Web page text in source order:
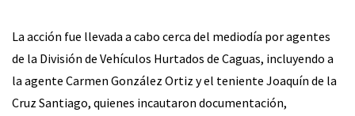
La acción fue llevada a cabo cerca del mediodía por agentes
de la División de Vehículos Hurtados de Caguas, incluyendo a
la agente Carmen González Ortiz y el teniente Joaquín de la
Cruz Santiago, quienes incautaron documentación,